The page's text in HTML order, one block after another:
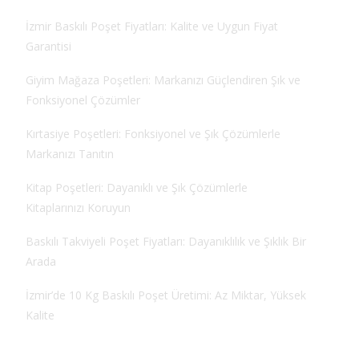
İzmir Baskılı Poşet Fiyatları: Kalite ve Uygun Fiyat
Garantisi
Giyim Mağaza Poşetleri: Markanızı Güçlendiren Şık ve
Fonksiyonel Çözümler
Kırtasiye Poşetleri: Fonksiyonel ve Şık Çözümlerle
Markanızı Tanıtın
Kitap Poşetleri: Dayanıklı ve Şık Çözümlerle
Kitaplarınızı Koruyun
Baskılı Takviyeli Poşet Fiyatları: Dayanıklılık ve Şıklık Bir
Arada
İzmir’de 10 Kg Baskılı Poşet Üretimi: Az Miktar, Yüksek
Kalite